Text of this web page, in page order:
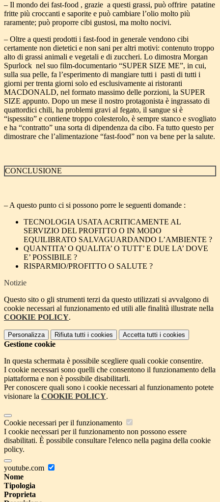
– Il mondo dei fast-food , grazie a questi grassi, può offrire patatine
fritte più croccanti e saporite e può cambiare l’olio molto più
raramente; può proporre cibi gustosi, ma molto nocivi.
– Oltre a questi prodotti i fast-food in generale vendono cibi
certamente non dietetici e non sani per altri motivi: contenuto troppo
alto di grassi animali e vegetali e di zuccheri. Lo dimostra Morgan
Spurlock nel suo film-documentario “SUPER SIZE ME”, in cui,
sulla sua pelle, fa l’esperimento di mangiare tutti i pasti di tutti i
giorni per trenta giorni solo ed esclusivamente ai ristoranti
MACDONALD, nel formato massimo delle porzioni, la SUPER
SIZE appunto. Dopo un mese il nostro protagonista è ingrassato di
quattordici chili, ha problemi gravi al fegato, il sangue si è
“ispessito” e contiene troppo colesterolo, è sempre stanco e svogliato
e ha “contratto” una sorta di dipendenza da cibo. Fa tutto questo per
dimostrare che l’alimentazione “fast-food” non va bene per la salute.
CONCLUSIONE
– A questo punto ci si possono porre le seguenti domande :
TECNOLOGIA USATA ACRITICAMENTE AL
SERVIZIO DEL PROFITTO O IN MODO
EQUILIBRATO SALVAGUARDANDO L’AMBIENTE ?
QUANTITA’ O QUALITA’ O TUTT’ E DUE LA’ DOVE
E’ POSSIBILE ?
RISPARMIO/PROFITTO O SALUTE ?
Notizie
Questo sito o gli strumenti terzi da questo utilizzati si avvalgono di
cookie necessari al funzionamento ed utili alle finalità illustrate nella
COOKIE POLICY.
Personalizza Rifiuta tutti i cookies Accetta tutti i cookies
Gestione cookie
In questa schermata è possibile scegliere quali cookie consentire.
I cookie necessari sono quelli che consentono il funzionamento della
piattaforma e non è possibile disabilitarli.
Per conoscere quali sono i cookie necessari al funzionamento potete
visionare la COOKIE POLICY.
Cookie necessari per il funzionamento
I cookie necessari per il funzionamento non possono essere
disabilitati. È possibile consultare l'elenco nella pagina della cookie
policy.
youtube.com
Nome
Tipologia
Proprieta